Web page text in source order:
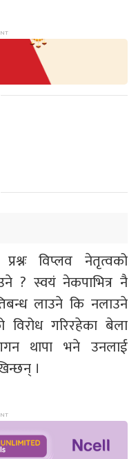
विप्लव नेतृत्वको
? स्वयं नेकपाभित्र नै
लाउने कि नलाउने
विरोध गरिरहेका बेला
थापा भने उनलाई
।